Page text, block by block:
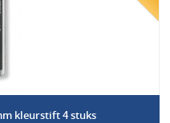
kleurstift 4 stuks